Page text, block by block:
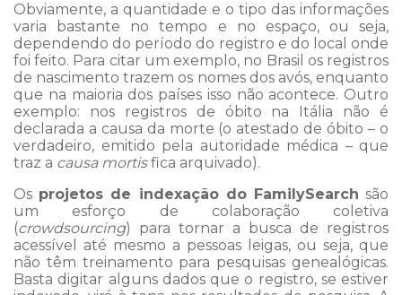
Obviamente, a quantidade e o tipo das informações
varia bastante no tempo e no espaço, ou seja,
dependendo do período do registro e do local onde
foi feito. Para citar um exemplo, no Brasil os registros
de nascimento trazem os nomes dos avós, enquanto
que na maioria dos países isso não acontece. Outro
exemplo: nos registros de óbito na Itália não é
declarada a causa da morte (o atestado de óbito – o
verdadeiro, emitido pela autoridade médica – que
traz a causa mortisfica arquivado).
Os projetos de indexação do FamilySearch são
um esforço de colaboração coletiva
(crowdsourcing) para tornar a busca de registros
acessível até mesmo a pessoas leigas, ou seja, que
não têm treinamento para pesquisas genealógicas.
Basta digitar alguns dados que o registro, se estiver